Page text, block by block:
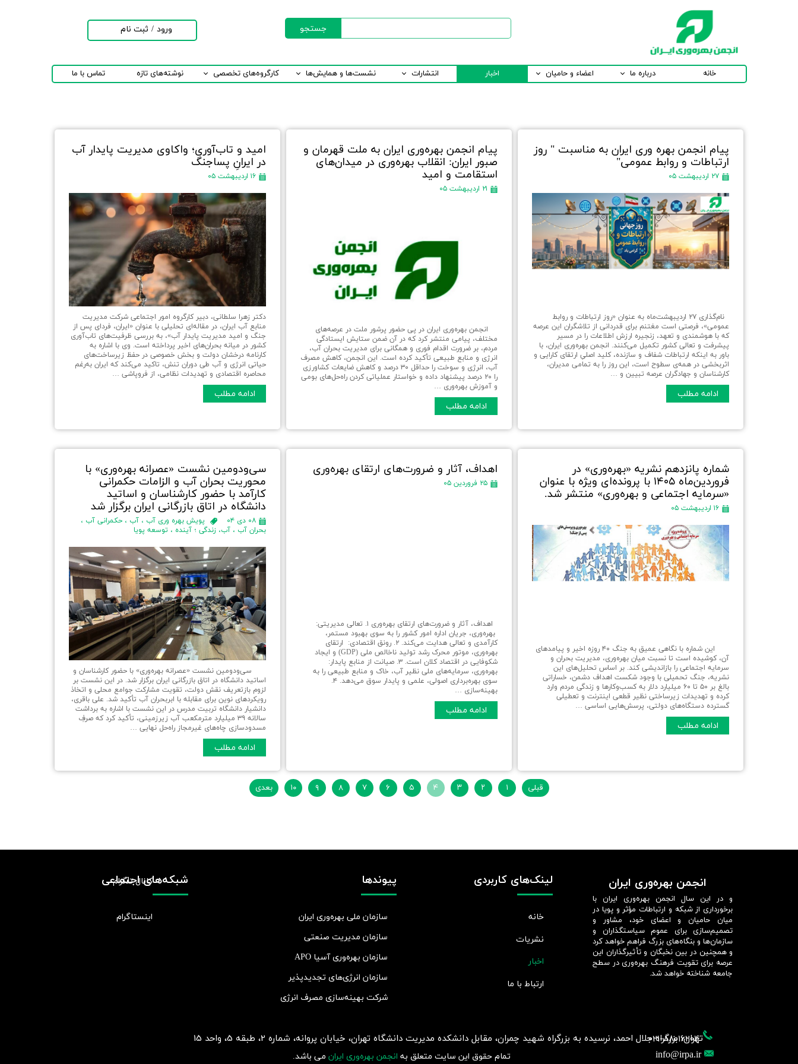
خانه درباره ما اعضاء و حامیان اخبار انتشارات نشست‌ها و همایش‌ها کارگروه‌های تخصصی نوشته‌های تازه تماس با ما
جستجو ورود / ثبت نام
تغییر گذر واژه
کاربری
پیام انجمن بهره وری ایران به مناسبت " روز
ارتباطات و روابط عمومی"
۲۷ اردیبهشت ۰۵
نام‌گذاری ۲۷ اردیبهشت‌ماه به عنوان «روز ارتباطات و روابط
عمومی»، فرصتی است مغتنم برای قدردانی از تلاشگران این عرصه
که با هوشمندی و تعهد، زنجیره ارزش اطلاعات را در مسیر
پیشرفت و تعالی کشور تکمیل می‌کنند. انجمن بهره‌وری ایران، با
باور به اینکه ارتباطات شفاف و سازنده، کلید اصلیِ ارتقای کارایی و
اثربخشی در همه‌ی سطوح است، این روز را به تمامی مدیران،
کارشناسان و جهادگران عرصه تبیین و …
ادامه مطلب
پیام انجمن بهره‌وری ایران به ملت قهرمان و
صبور ایران: انقلاب بهره‌وری در میدان‌های
استقامت و امید
۲۱ اردیبهشت ۰۵
انجمن بهره‌وری ایران در پی حضور پرشور ملت در عرصه‌های
مختلف، پیامی منتشر کرد که در آن ضمن ستایش ایستادگی
مردم، بر ضرورت اقدام فوری و همگانی برای مدیریت بحران آب،
انرژی و منابع طبیعی تأکید کرده است. این انجمن، کاهش مصرف
آب، انرژی و سوخت را حداقل ۳۰ درصد و کاهش ضایعات کشاورزی
را ۲۰ درصد پیشنهاد داده و خواستار عملیاتی کردن راه‌حل‌های بومی
و آموزش بهره‌وری …
ادامه مطلب
امید و تاب‌آوری؛ واکاوی مدیریت پایدار آب
در ایرانِ پساجنگ
۱۶ اردیبهشت ۰۵
دکتر زهرا سلطانی، دبیر کارگروه امور اجتماعی شرکت مدیریت
منابع آب ایران، در مقاله‌ای تحلیلی با عنوان «ایران، فردای پس از
جنگ و امید مدیریت پایدار آب»، به بررسی ظرفیت‌های تاب‌آوری
کشور در میانه بحران‌های اخیر پرداخته است. وی با اشاره به
کارنامه درخشان دولت و بخش خصوصی در حفظ زیرساخت‌های
حیاتی انرژی و آب طی دوران تنش، تاکید می‌کند که ایران به‌رغم
محاصره اقتصادی و تهدیدات نظامی، از فروپاشی …
ادامه مطلب
شماره پانزدهم نشریه «بهره‌وری» در
فروردین‌ماه ۱۴۰۵ با پرونده‌ای ویژه با عنوان
«سرمایه اجتماعی و بهره‌وری» منتشر شد.
۱۶ اردیبهشت ۰۵
این شماره با نگاهی عمیق به جنگ ۴۰ روزه اخیر و پیامدهای
آن، کوشیده است تا نسبت میان بهره‌وری، مدیریت بحران و
سرمایه اجتماعی را بازاندیشی کند. بر اساس تحلیل‌های این
نشریه، جنگ تحمیلی با وجود شکست اهداف دشمن، خساراتی
بالغ بر ۵۰ تا ۶۰ میلیارد دلار به کسب‌وکارها و زندگی مردم وارد
کرده و تهدیدات زیرساختی نظیر قطعی اینترنت و تعطیلی
گسترده دستگاه‌های دولتی، پرسش‌هایی اساسی …
ادامه مطلب
اهداف، آثار و ضرورت‌های ارتقای بهره‌وری
۲۵ فروردین ۰۵
اهداف، آثار و ضرورت‌های ارتقای بهره‌وری ۱. تعالی مدیریتی:
بهره‌وری، جریان اداره امور کشور را به سوی بهبود مستمر،
کارآمدی و تعالی هدایت می‌کند. ۲. رونق اقتصادی: ارتقای
بهره‌وری، موتور محرک رشد تولید ناخالص ملی (GDP) و ایجاد
شکوفایی در اقتصاد کلان است. ۳. صیانت از منابع پایدار:
بهره‌وری، سرمایه‌های ملی نظیر آب، خاک و منابع طبیعی را به
سوی بهره‌برداری اصولی، علمی و پایدار سوق می‌دهد. ۴.
بهینه‌سازی …
ادامه مطلب
سی‌ودومین نشست «عصرانه بهره‌وری» با
محوریت بحران آب و الزامات حکمرانی
کارآمد با حضور کارشناسان و اساتید
دانشگاه در اتاق بازرگانی ایران برگزار شد
۰۸ دی ۰۴ پویش بهره وری آب ، آب ، حکمرانی آب ،
بحران آب ، آب، زندگی ؛ آینده ، توسعه پویا
سی‌ودومین نشست «عصرانه بهره‌وری» با حضور کارشناسان و
اساتید دانشگاه در اتاق بازرگانی ایران برگزار شد. در این نشست بر
لزوم بازتعریف نقش دولت، تقویت مشارکت جوامع محلی و اتخاذ
رویکردهای نوین برای مقابله با ابربحران آب تأکید شد. علی باقری،
دانشیار دانشگاه تربیت مدرس در این نشست با اشاره به برداشت
سالانه ۳۹ میلیارد مترمکعب آب زیرزمینی، تأکید کرد که صرفِ
مسدودسازی چاه‌های غیرمجاز راه‌حل نهایی …
ادامه مطلب
قبلی ۱ ۲ ۳ ۴ ۵ ۶ ۷ ۸ ۹ ۱۰ بعدی
انجمن بهره‌وری ایران
021-88016204
info@irpa.ir
تهران، بزرگراه جلال احمد، نرسیده به بزرگراه شهید چمران، مقابل دانشکده مدیریت دانشگاه تهران، خیابان پروانه، شماره 2، طبقه 5، واحد 15
لینک‌های کاربردی
خانه
نشریات
اخبار
ارتباط با ما
پیوندها
سازمان ملی بهره‌وری ایران
سازمان مدیریت صنعتی
سازمان بهره‌وری آسیا APO
سازمان انرژی‌های تجدیدپذیر
شرکت بهينه‌سازی مصرف انرژی
شبکه‌های اجتماعی
کانال تلگرام
اینستاگرام
تمام حقوق این سایت متعلق به انجمن بهره‌وری ایران می باشد.
و در این سال انجمن بهره‌وری ایران با
برخورداری از شبکه و ارتباطات مؤثر و پویا در
میان حامیان و اعضای خود، مشاور و
تصمیم‌سازی برای عموم سیاستگذاران و
سازمان‌ها و بنگاه‌های بزرگ فراهم خواهد کرد
و همچنین در بین نخبگان و تأثیرگذاران این
عرصه برای تقویت فرهنگ بهره‌وری در سطح
جامعه شناخته خواهد شد.​​​​​​​